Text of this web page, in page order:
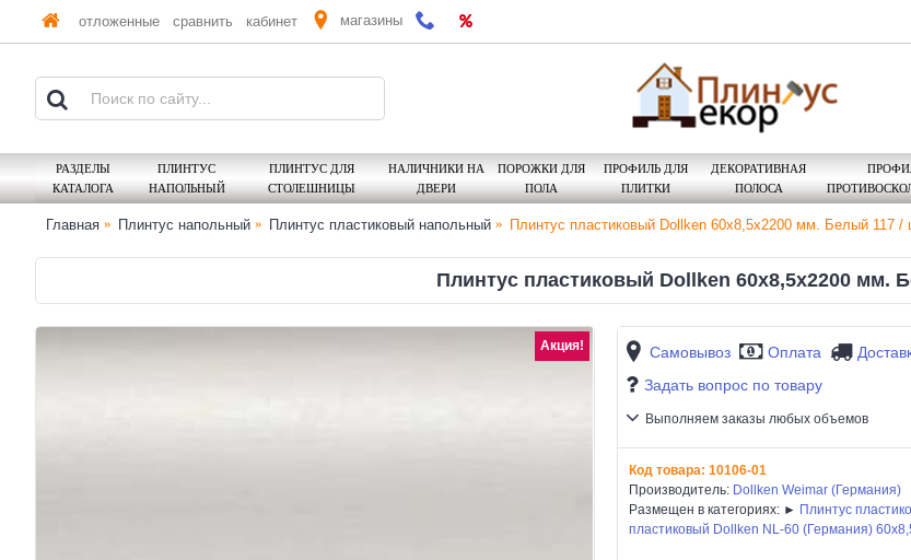
отложенные сравнить кабинет магазины
РАЗДЕЛЫ
КАТАЛОГА
ПЛИНТУС
НАПОЛЬНЫЙ
ПЛИНТУС ДЛЯ
СТОЛЕШНИЦЫ
НАЛИЧНИКИ НА
ДВЕРИ
ПОРОЖКИ ДЛЯ
ПОЛА
ПРОФИЛЬ ДЛЯ
ПЛИТКИ
ДЕКОРАТИВНАЯ
ПОЛОСА
Главная Плинтус напольный Плинтус пластиковый напольный Плинтус пластиковый Dollken 60x8,5x2200 мм. Белый 117 /
Плинтус пластиковый Dollken 60x8,5x2200 мм.
Акция! Самовывоз Оплата
Задать вопрос по товару
Выполняем заказы любых объемов
Код товара: 10106-01
Производитель: Dollken Weimar (Германия)
Размещен в категориях: ► Плинтус
пластиковый Dollken NL-60 (Германия)